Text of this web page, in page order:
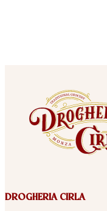
DROGHERIA CIRLA